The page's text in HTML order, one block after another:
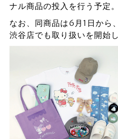
ナル商品の投入を行う予定。
なお、同商品は6月1日から
渋谷店でも取り扱いを開始し